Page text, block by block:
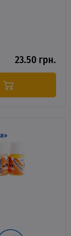
23.50 грн.